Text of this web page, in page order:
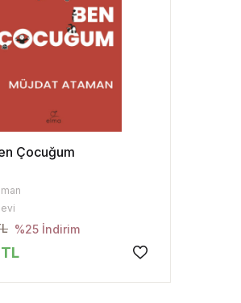
Çocuğum
%25 İndirim